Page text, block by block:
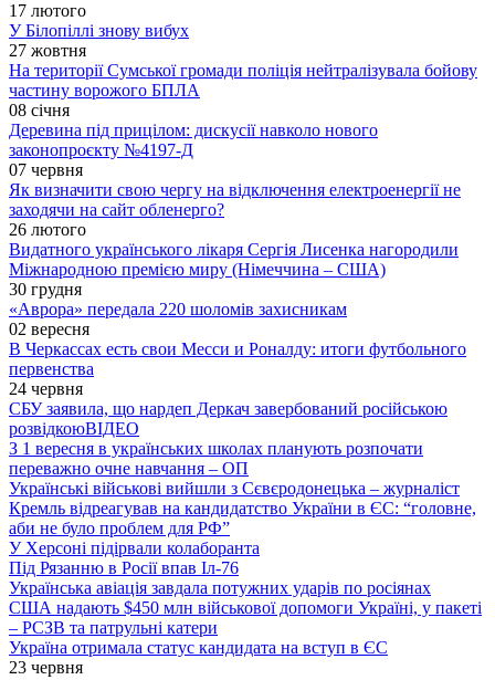
17 лютого
У Білопіллі знову вибух
27 жовтня
На території Сумської громади поліція нейтралізувала бойову
частину ворожого БПЛА
08 січня
Деревина під прицілом: дискусії навколо нового
законопроєкту №4197-Д
07 червня
Як визначити свою чергу на відключення електроенергії не
заходячи на сайт обленерго?
26 лютого
Видатного українського лікаря Сергія Лисенка нагородили
Міжнародною премією миру (Німеччина – США)
30 грудня
«Аврора» передала 220 шоломів захисникам
02 вересня
В Черкассах есть свои Месси и Роналду: итоги футбольного
первенства
24 червня
СБУ заявила, що нардеп Деркач завербований російською
розвідкоюВІДЕО
З 1 вересня в українських школах планують розпочати
переважно очне навчання – ОП
Українські військові вийшли з Сєвєродонецька – журналіст
Кремль відреагував на кандидатство України в ЄС: “головне,
аби не було проблем для РФ”
У Херсоні підірвали колаборанта
Під Рязанню в Росії впав Іл-76
Українська авіація завдала потужних ударів по росіянах
США надають $450 млн військової допомоги Україні, у пакеті
– РСЗВ та патрульні катери
Україна отримала статус кандидата на вступ в ЄС
23 червня